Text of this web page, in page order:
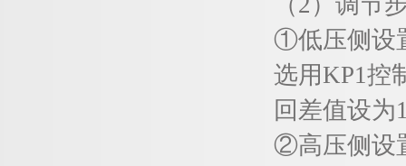
①低压侧设
选用KP1控制
回差值设为
②高压侧设